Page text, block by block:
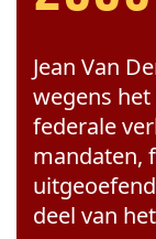
Jean Van
wegens
federale
mandaten,
deel van